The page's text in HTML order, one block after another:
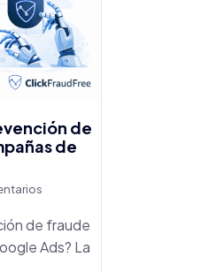
de
de
de fraude
Ads? La